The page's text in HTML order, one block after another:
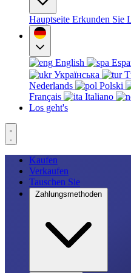
Hauptseite Erkunden Sie
English
Українська
Nederlands
Polski
Français
Italiano
Los geht's
Kaufen
Verkaufen
Tauschen Sie
Zahlungsmethoden